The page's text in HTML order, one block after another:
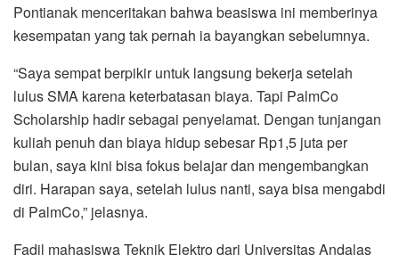
Pontianak menceritakan bahwa beasiswa ini memberinya
kesempatan yang tak pernah ia bayangkan sebelumnya.
“Saya sempat berpikir untuk langsung bekerja setelah
lulus SMA karena keterbatasan biaya. Tapi PalmCo
Scholarship hadir sebagai penyelamat. Dengan tunjangan
kuliah penuh dan biaya hidup sebesar Rp1,5 juta per
bulan, saya kini bisa fokus belajar dan mengembangkan
diri. Harapan saya, setelah lulus nanti, saya bisa mengabdi
di PalmCo,” jelasnya.
Fadil mahasiswa Teknik Elektro dari Universitas Andalas